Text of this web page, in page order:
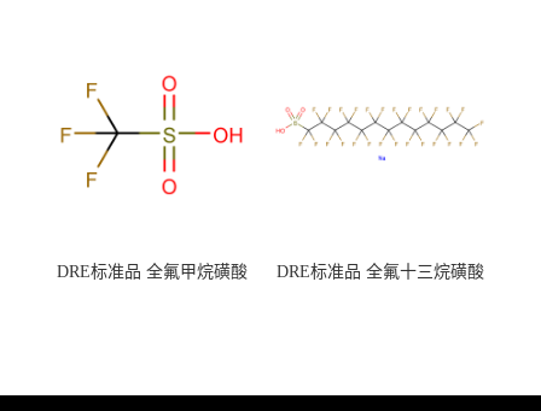
（泰坦现货供应）
DRE标准品 全氟甲烷磺酸
DRE标准品 全氟十三烷磺酸